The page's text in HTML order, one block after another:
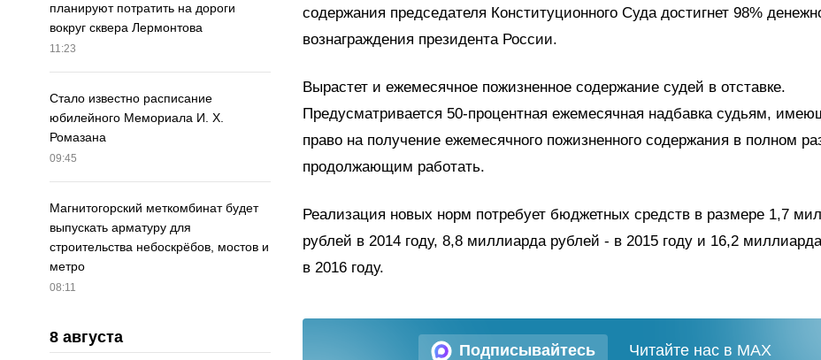
планируют потратить на дороги
вокруг сквера Лермонтова
11:23
Стало известно расписание
юбилейного Мемориала И. Х.
Ромазана
09:45
Магнитогорский меткомбинат будет
выпускать арматуру для
строительства небоскрёбов, мостов и
метро
08:11
8 августа
содержания председателя Конституционного Суда достигнет 98%
вознаграждения президента России.
Вырастет и ежемесячное пожизненное содержание судей в отставке.
Предусматривается 50-процентная ежемесячная надбавка судьям,
право на получение ежемесячного пожизненного содержания в полном
продолжающим работать.
Реализация новых норм потребует бюджетных средств в размере 1,7
рублей в 2014 году, 8,8 миллиарда рублей - в 2015 году и 16,2
в 2016 году.
Подписывайтесь Читайте нас в MAX